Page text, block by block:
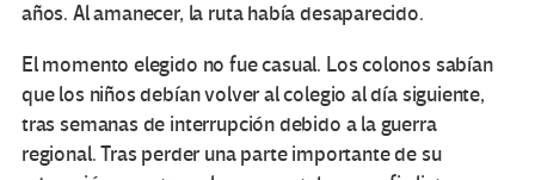
años. Al amanecer, la ruta había desaparecido.
El momento elegido no fue casual. Los colonos sabían
que los niños debían volver al colegio al día siguiente,
tras semanas de interrupción debido a la guerra
regional. Tras perder una parte importante de su